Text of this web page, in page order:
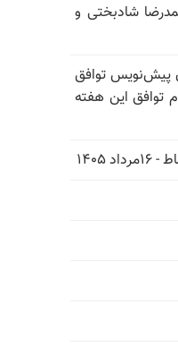
احمدرضا شادبختی و
پیش‌نویس توافق
توافق این هفته
۱۴۰۵